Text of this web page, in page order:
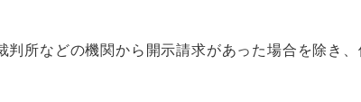
所などの機関から開示請求があった場合を除き